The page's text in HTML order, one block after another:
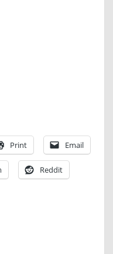
Print Email
Reddit